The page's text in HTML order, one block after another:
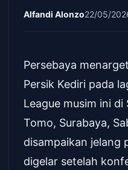
Alfandi Alonzo22/05/
Persebaya
Persik Kediri pada
League musim ini
Tomo, Surabaya,
disampaikan jelang
digelar setelah